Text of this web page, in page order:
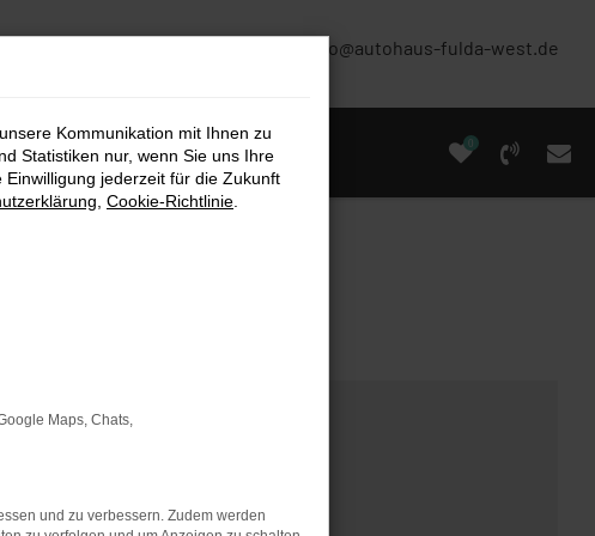
info@autohaus-fulda-west.de
0
Kommunikation mit Ihnen zu
Statistiken nur, wenn Sie uns Ihre
jederzeit für die Zukunft
Cookie-Richtlinie
Maps, Chats,
und zu verbessern. Zudem werden